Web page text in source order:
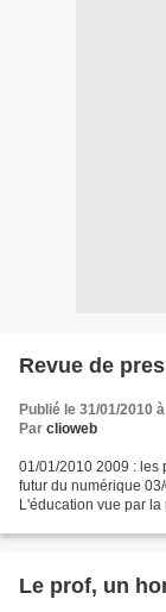
Revue de
Publié le 31/01/2010
Par clioweb
01/01/2010 2009 : les
futur du numérique
L'éducation vue par
Le prof, un